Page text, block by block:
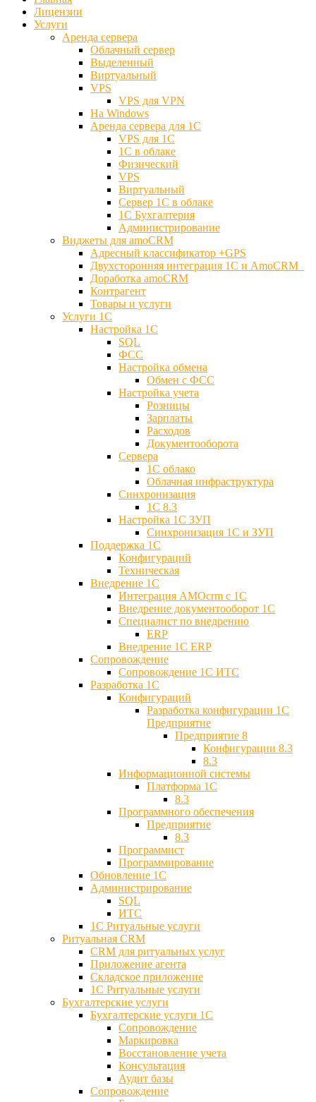
Лицензии
Услуги
Аренда сервера
Облачный сервер
Выделенный
Виртуальный
VPS
VPS для VPN
На Windows
Аренда сервера для 1С
VPS для 1С
1С в облаке
Физический
VPS
Виртуальный
Сервер 1С в облаке
1С Бухгалтерия
Администрирование
Виджеты для amoCRM
Адресный классификатор +GPS
Двухсторонняя интеграция 1С и AmoCRM
Доработка amoCRM
Контрагент
Товары и услуги
Услуги 1С
Настройка 1С
SQL
ФСС
Настройка обмена
Обмен с ФСС
Настройка учета
Розницы
Зарплаты
Расходов
Документооборота
Сервера
1С облако
Облачная инфраструктура
Синхронизация
1С 8.3
Настройка 1С ЗУП
Синхронизация 1С и ЗУП
Поддержка 1С
Конфигураций
Техническая
Внедрение 1С
Интеграция AMOcrm с 1C
Внедрение документооборот 1С
Специалист по внедрению
ERP
Внедрение 1С ERP
Cопровождение
Cопровождение 1С ИТС
Разработка 1C
Конфигураций
Разработка конфигурации 1С
Предприятие
Предприятие 8
Конфигурации 8.3
8.3
Информационной системы
Платформа 1С
8.3
Программного обеспечения
Предприятие
8.3
Программист
Программирование
Обновление 1С
Администрирование
SQL
ИТС
1С Ритуальные услуги
Ритуальная CRM
CRM для ритуальных услуг
Приложение агента
Складское приложение
1С Ритуальные услуги
Бухгалтерские услуги
Бухгалтерские услуги 1С
Сопровождение
Маркировка
Восстановление учета
Консультация
Аудит базы
Cопровождение